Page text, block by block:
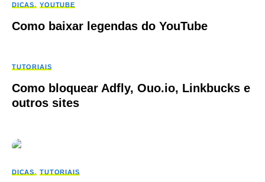
DICAS YOUTUBE
Como baixar legendas do YouTube
TUTORIAIS
Como bloquear Adfly, Ouo.io, Linkbucks e
outros sites
DICAS TUTORIAIS